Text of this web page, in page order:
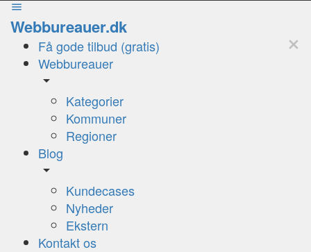
Webbureauer.dk
Få gode tilbud (gratis)
Webbureauer
Kategorier
Kommuner
Regioner
Blog
Kundecases
Nyheder
Ekstern
Kontakt os